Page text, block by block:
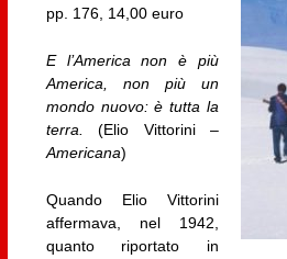
pp. 176, 14,00 euro
E l’America non è più
America, non più un
mondo nuovo: è tutta la
terra.
(Elio Vittorini –
Americana)
Quando Elio Vittorini
affermava, nel 1942,
quanto riportato in